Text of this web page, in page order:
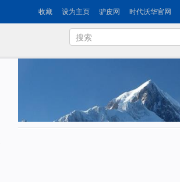
收藏 设为主页 驴皮网 时代沃华官网